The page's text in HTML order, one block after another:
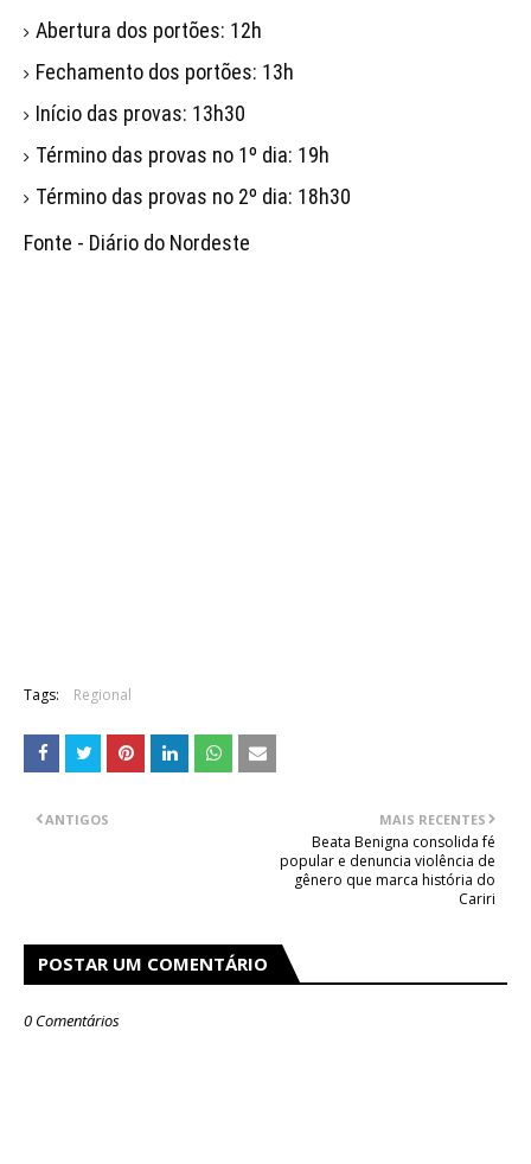
Abertura dos portões: 12h
Fechamento dos portões: 13h
Início das provas: 13h30
Término das provas no 1º dia: 19h
Término das provas no 2º dia: 18h30
Fonte - Diário do Nordeste
Tags: Regional
MAIS RECENTES
Beata Benigna consolida fé
popular e denuncia violência de
gênero que marca história do
Cariri
ANTIGOS
POSTAR UM COMENTÁRIO
0 Comentários